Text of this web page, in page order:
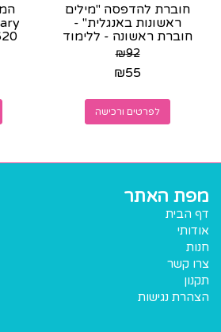
חוברת להדפסה "מילים
ראשונות באנגלית" -
חוברת ראשונה - ללימוד
₪92
₪55
לפרטים ורכישה
מפת האתר
דף הבית
אודותי
חנות
צרו קשר
תקנון
הצהרת נגישות